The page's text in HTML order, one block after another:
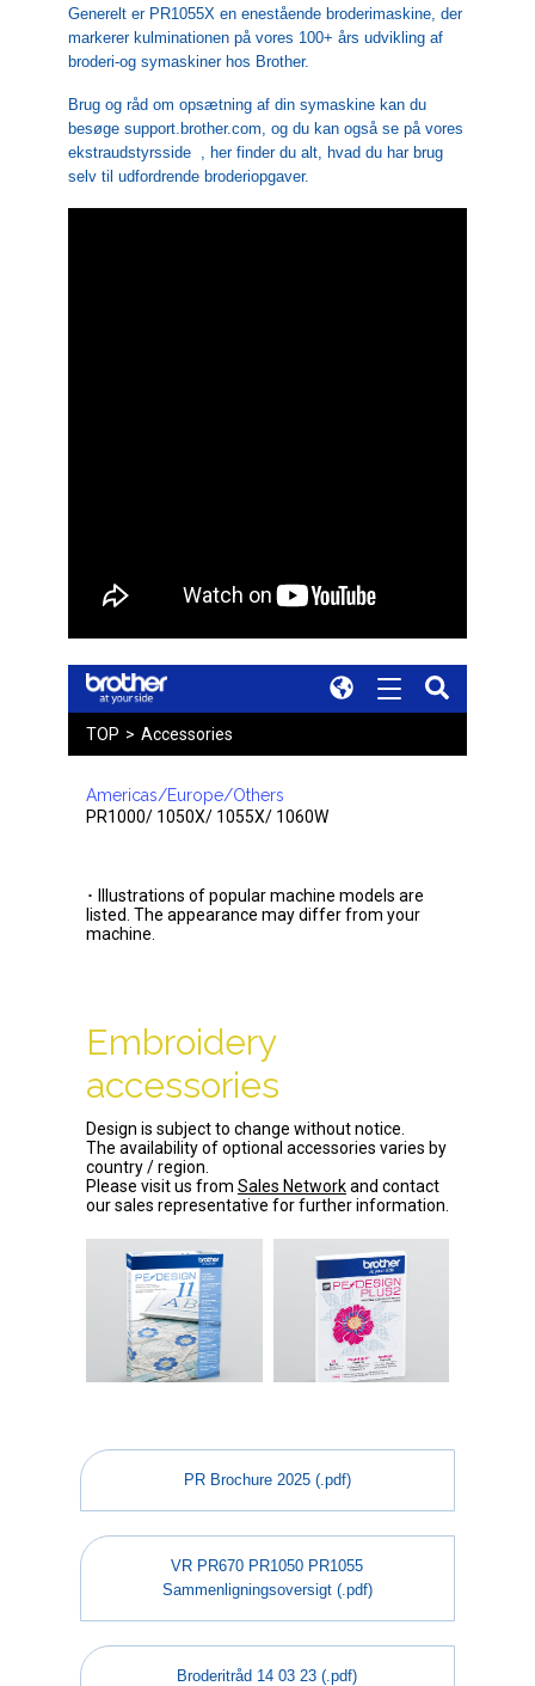
Generelt er PR1055X en enestående broderimaskine, der
markerer kulminationen på vores 100+ års udvikling af
broderi-og symaskiner hos Brother.
Brug og råd om opsætning af din symaskine kan du
besøge support.brother.com, og du kan også se på vores
ekstraudstyrsside , her finder du alt, hvad du har brug
selv til udfordrende broderiopgaver.
PR Brochure 2025 (.pdf)
VR PR670 PR1050 PR1055
Sammenligningsoversigt (.pdf)
Broderitråd 14 03 23 (.pdf)